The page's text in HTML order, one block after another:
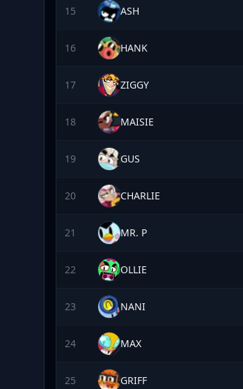
15 ASH
16 HANK
17 ZIGGY
18 MAISIE
19 GUS
20 CHARLIE
21 MR. P
22 OLLIE
23 NANI
24 MAX
25 GRIFF